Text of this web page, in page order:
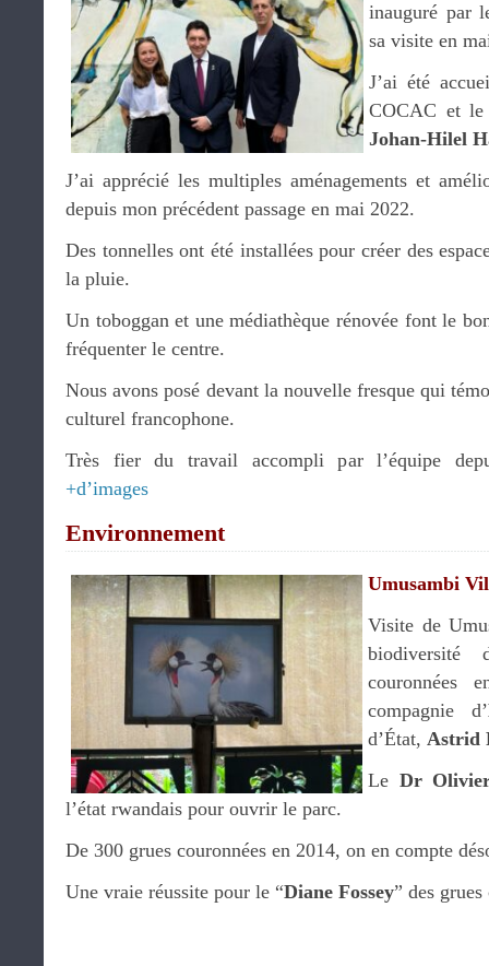
inauguré par
sa visite en
J’ai été
COCAC et le
Johan-Hilel
J’ai apprécié les multiples aménagements et
depuis mon précédent passage en mai 2022.
Des tonnelles ont été installées pour créer des
la pluie.
Un toboggan et une médiathèque rénovée font le
fréquenter le centre.
Nous avons posé devant la nouvelle fresque qui
culturel francophone.
Très fier du travail accompli par l’équipe
+d’images
Environnement
Umusambi
Visite de
biodiversité
couronnées
compagnie d’
d’État, Astrid
Le Dr
l’état rwandais pour ouvrir le parc.
De 300 grues couronnées en 2014, on en compte
Une vraie réussite pour le “Diane Fossey” des